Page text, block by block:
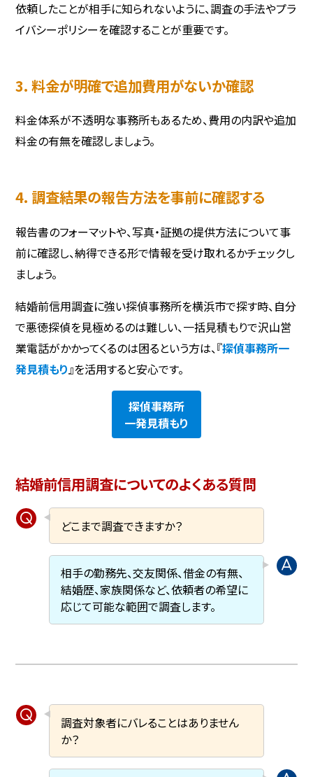
依頼したことが相手に知られないように、調査の手法やプラ
イバシーポリシーを確認することが重要です。
3. 料金が明確で追加費用がないか確認
料金体系が不透明な事務所もあるため、費用の内訳や追加
料金の有無を確認しましょう。
4. 調査結果の報告方法を事前に確認する
報告書のフォーマットや、写真・証拠の提供方法について事
前に確認し、納得できる形で情報を受け取れるかチェックし
ましょう。
結婚前信用調査に強い探偵事務所を横浜市で探す時、自分
で悪徳探偵を見極めるのは難しい、一括見積もりで沢山営
業電話がかかってくるのは困るという方は、『探偵事務所一
発見積もり 』を活用すると安心です。
探偵事務所
一発見積もり
結婚前信用調査についてのよくある質問
どこまで調査できますか？
相手の勤務先、交友関係、借金の有無、
結婚歴、家族関係など、依頼者の希望に
応じて可能な範囲で調査します。
調査対象者にバレることはありません
か？